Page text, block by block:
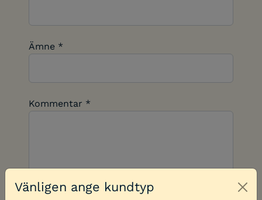
Vänligen ange kundtyp
Ämne *
Kommentar *